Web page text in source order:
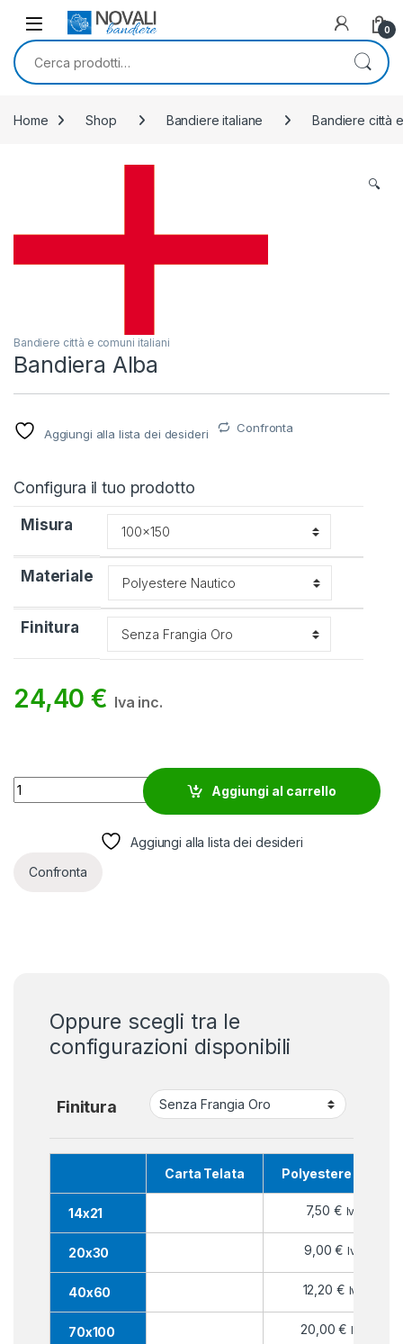
Skip to navigation
Skip to content
0
Cerca:
Home Shop Bandiere italiane Bandiere città
🔍
Bandiere città e comuni italiani
Bandiera Alba
Aggiungi alla lista dei desideri Confronta
Configura il tuo prodotto
Misura
Materiale
Finitura
24,40€ Iva inc.
Bandiera Alba quantity
Aggiungi al carrello
Aggiungi alla lista dei desideri
Confronta
Oppure scegli tra le
configurazioni disponibili
Finitura
Carta Telata Polyestere
14x21 7,50 € Iva inc.
20x30 9,00€ Iva inc.
40x60 12,20 € Iva inc.
70x100 20,00€ Iva inc.